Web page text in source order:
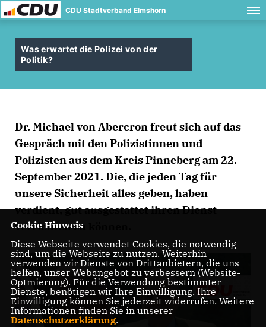
CDU Stadtverband Elmshorn
Was erwartet die Polizei von der
Politik?
Dr. Michael von Abercron freut sich auf das
Gespräch mit den Polizistinnen und
Polizisten aus dem Kreis Pinneberg am 22.
September 2021. Die, die jeden Tag für
unsere Sicherheit alles geben, haben
verdient, gut ausgestattet ihren Dienst
verrichten zu können.
Cookie Hinweis
Diese Webseite verwendet Cookies, die notwendig
sind, um die Webseite zu nutzen. Weiterhin
verwenden wir Dienste von Drittanbietern, die uns
helfen, unser Webangebot zu verbessern (Website-
Optmierung). Für die Verwendung bestimmter
Dienste, benötigen wir Ihre Einwilligung. Ihre
Einwilligung können Sie jederzeit widerrufen. Weitere
Informationen finden Sie in unserer
Datenschutzerklärung.